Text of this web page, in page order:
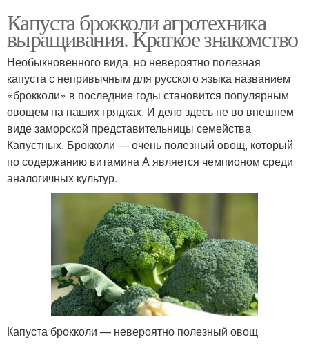
Капуста брокколи агротехника
выращивания. Краткое знакомство
Необыкновенного вида, но невероятно полезная
капуста с непривычным для русского языка названием
«брокколи» в последние годы становится популярным
овощем на наших грядках. И дело здесь не во внешнем
виде заморской представительницы семейства
Капустных. Брокколи — очень полезный овощ, который
по содержанию витамина А является чемпионом среди
аналогичных культур.
Капуста брокколи — невероятно полезный овощ